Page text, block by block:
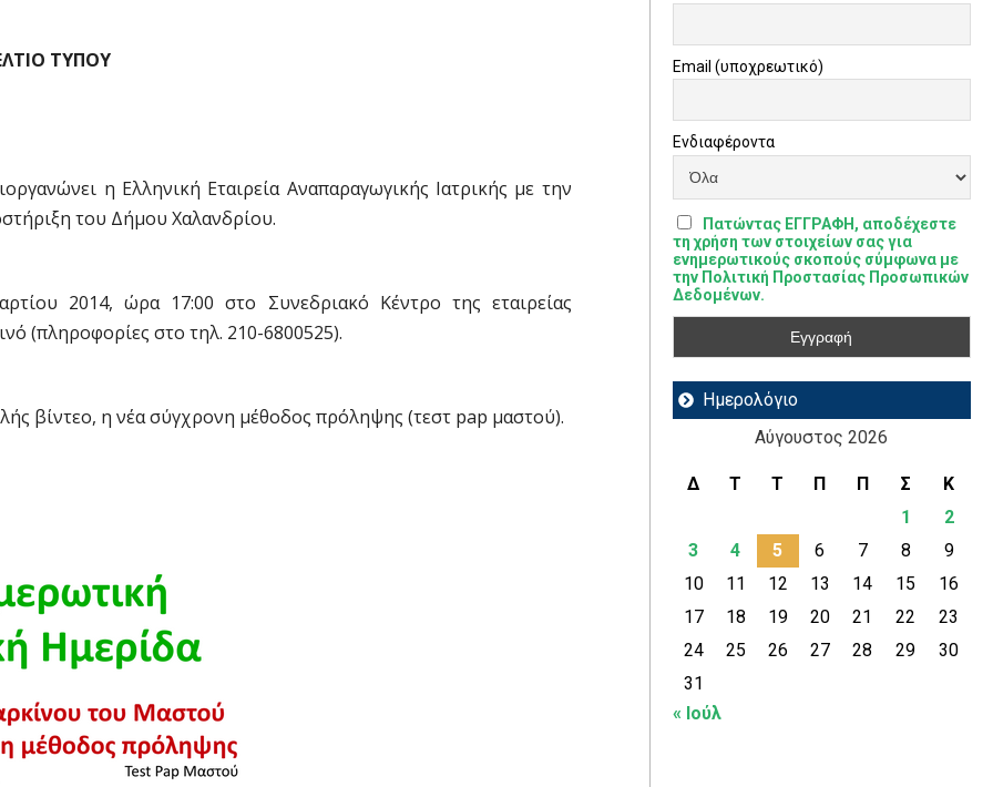
ΤΥΠΟΥ
η Ελληνική Εταιρεία Αναπαραγωγικής Ιατρικής με την
του Δήμου Χαλανδρίου.
2014, ώρα 17:00 στο Συνεδριακό Κέντρο της εταιρείας
(πληροφορίες στο τηλ. 210-6800525).
βίντεο, η νέα σύγχρονη μέθοδος πρόληψης (τεστ pap μαστού).
Email (υποχρεωτικό)
Ενδιαφέροντα
Πατώντας ΕΓΓΡΑΦΗ, αποδέχεστε
τη χρήση των στοιχείων σας για
ενημερωτικούς σκοπούς σύμφωνα με
την Πολιτική Προστασίας Προσωπικών
Δεδομένων.
Ημερολόγιο
Αύγουστος 2026
Δ Τ Τ Π Π Σ
Κ
1
2
3
4 5 6 7 8
9
10
11 12 13 14 15
16
17
18 19 20 21 22
23
24
25 26 27 28 29
30
31
« Ιούλ